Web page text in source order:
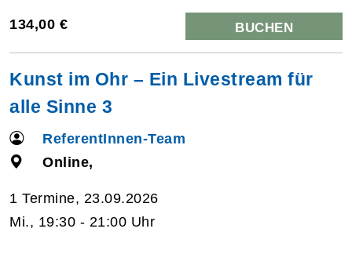
134,00 € BUCHEN
Kunst im Ohr – Ein Livestream für
alle Sinne 3
ReferentInnen-Team
Online,
1 Termine, 23.09.2026
Mi., 19:30 - 21:00 Uhr